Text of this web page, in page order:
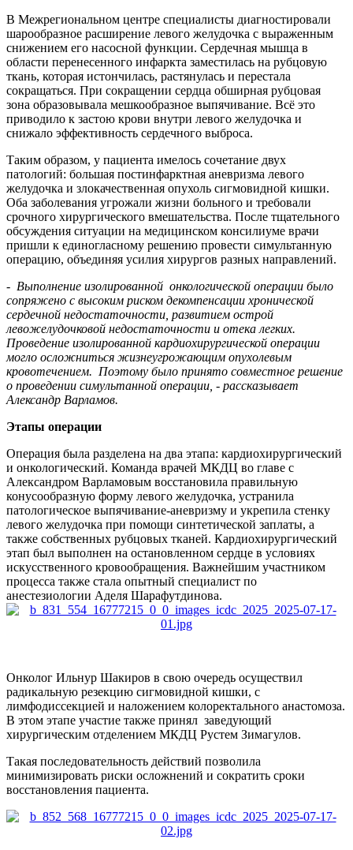
В Межрегиональном центре специалисты диагностировали
шарообразное расширение левого желудочка с выраженным
снижением его насосной функции. Сердечная мышца в
области перенесенного инфаркта заместилась на рубцовую
ткань, которая истончилась, растянулась и перестала
сокращаться. При сокращении сердца обширная рубцовая
зона образовывала мешкообразное выпячивание. Всё это
приводило к застою крови внутри левого желудочка и
снижало эффективность сердечного выброса.
Таким образом, у пациента имелось сочетание двух
патологий: большая постинфарктная аневризма левого
желудочка и злокачественная опухоль сигмовидной кишки.
Оба заболевания угрожали жизни больного и требовали
срочного хирургического вмешательства. После тщательного
обсуждения ситуации на медицинском консилиуме врачи
пришли к единогласному решению провести симультанную
операцию, объединяя усилия хирургов разных направлений.
- Выполнение изолированной онкологической операции было
сопряжено с высоким риском декомпенсации хронической
сердечной недостаточности, развитием острой
левожелудочковой недостаточности и отека легких.
Проведение изолированной кардиохирургической операции
могло осложниться жизнеугрожающим опухолевым
кровотечением. Поэтому было принято совместное решение
о проведении симультанной операции, - рассказывает
Александр Варламов.
Этапы операции
Операция была разделена на два этапа: кардиохирургический
и онкологический. Команда врачей МКДЦ во главе с
Александром Варламовым восстановила правильную
конусообразную форму левого желудочка, устранила
патологическое выпячивание-аневризму и укрепила стенку
левого желудочка при помощи синтетической заплаты, а
также собственных рубцовых тканей. Кардиохирургический
этап был выполнен на остановленном сердце в условиях
искусственного кровообращения. Важнейшим участником
процесса также стала опытный специалист по
анестезиологии Аделя Шарафутдинова.
Онколог Ильнур Шакиров в свою очередь осуществил
радикальную резекцию сигмовидной кишки, с
лимфодиссекцией и наложением колоректального анастомоза.
В этом этапе участие также принял заведующий
хирургическим отделением МКДЦ Рустем Зимагулов.
Такая последовательность действий позволила
минимизировать риски осложнений и сократить сроки
восстановления пациента.